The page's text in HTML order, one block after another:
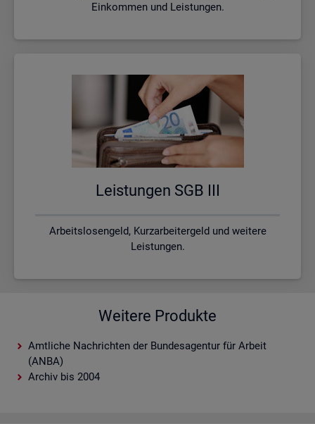
Einkommen und Leistungen.
Leis­tun­gen SGB III
Arbeitslosengeld, Kurzarbeitergeld und weitere
Leistungen.
Weitere Produkte
Amtliche Nachrichten der Bundesagentur für Arbeit
(ANBA)
Archiv bis 2004